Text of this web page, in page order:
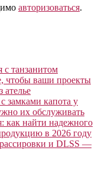
авторизоваться.
танзанитом
чтобы ваши проекты
ателье
замками капота у
их обслуживать
как найти надежного
в 2026 году
и DLSS —